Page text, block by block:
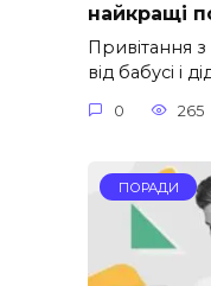
найкращі
Привітання
від бабусі і
0 265
ПОРАДИ